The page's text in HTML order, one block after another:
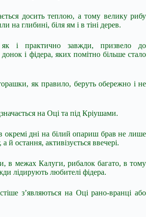
досить теплою, а тому велику рибу
на глибині, біля ям і в тіні дерев.
і практично завжди, призвело до
донок і фідера, яких помітно більше стало
як правило, беруть обережно і не
на Оці та під Кріушами.
окремі дні на білий опариш брав не лише
й остання, активізується ввечері.
в межах Калуги, рибалок багато, в тому
лідирують любителі фідера.
з’являються на Оці рано-вранці або